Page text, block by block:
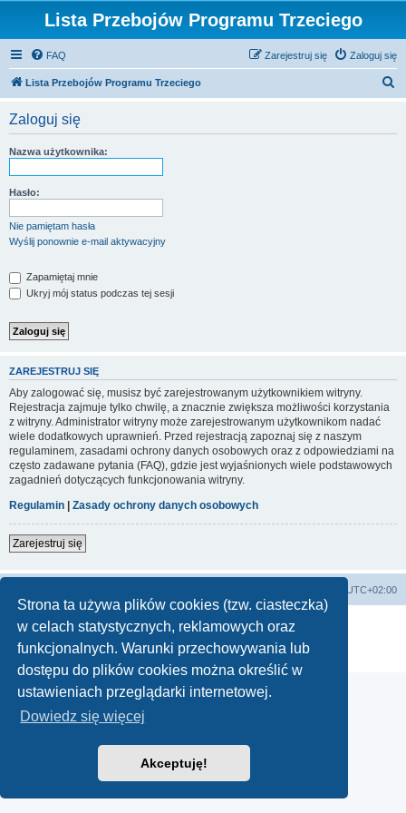
Strona ta używa plików cookies (tzw. ciasteczka)
w celach statystycznych, reklamowych oraz
funkcjonalnych. Warunki przechowywania lub
dostępu do plików cookies można określić w
ustawieniach przeglądarki internetowej.
Dowiedz się więcej
Akceptuję!
Lista Przebojów Programu Trzeciego
FAQ Zaloguj się
Zarejestruj się
Lista Przebojów Programu Trzeciego
Zaloguj się
Nazwa użytkownika:
Hasło:
Nie pamiętam hasła
Wyślij ponownie e-mail aktywacyjny
Zapamiętaj mnie
Ukryj mój status podczas tej sesji
ZAREJESTRUJ SIĘ
Aby zalogować się, musisz być zarejestrowanym użytkownikiem witryny.
Rejestracja zajmuje tylko chwilę, a znacznie zwiększa możliwości korzystania
z witryny. Administrator witryny może zarejestrowanym użytkownikom nadać
wiele dodatkowych uprawnień. Przed rejestracją zapoznaj się z naszym
regulaminem, zasadami ochrony danych osobowych oraz z odpowiedziami na
często zadawane pytania (FAQ), gdzie jest wyjaśnionych wiele podstawowych
zagadnień dotyczących funkcjonowania witryny.
Regulamin | Zasady ochrony danych osobowych
Zarejestruj się
UTC+02:00
Technologię dostarczaphpBB ® Forum Software © phpBB Limited
Zasady ochrony danych osobowych|Regulamin